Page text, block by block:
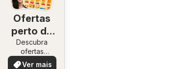
Ofertas
perto de
você
Descubra
ofertas
especiais
Ver mais